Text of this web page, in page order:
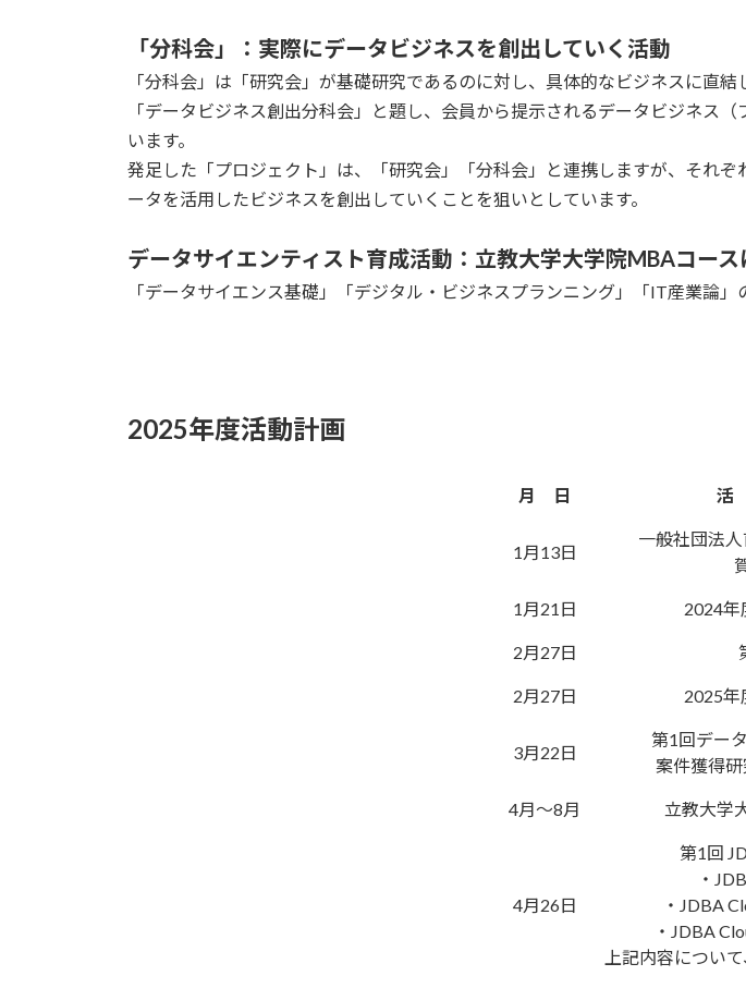
「分科会」：実際にデータビジネスを創出していく活動
「分科会」は「研究会」が基礎研究であるのに対し、具体的なビジネスに直結
「データビジネス創出分科会」と題し、会員から提示されるデータビジネス
います。
発足した「プロジェクト」は、「研究会」「分科会」と連携しますが、それ
ータを活用したビジネスを創出していくことを狙いとしています。
データサイエンティスト育成活動：立教大学大学院MBAコー
「データサイエンス基礎」「デジタル・ビジネスプランニング」「IT産業論」
2025年度活動計画
月 日 活
1月13日
一般社団法
1月21日 2024
2月27日
2月27日 2025
3月22日
第1回デー
案件獲得
4月～8月 立教大学
4月26日
第1回
・
・JDBA
・JDBA
上記内容につい